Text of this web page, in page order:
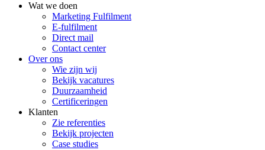
Wat we doen
Marketing Fulfilment
E-fulfilment
Direct mail
Contact center
Over ons
Wie zijn wij
Bekijk vacatures
Duurzaamheid
Certificeringen
Klanten
Zie referenties
Bekijk projecten
Case studies